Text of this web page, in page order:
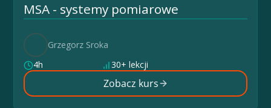
MSA - systemy pomiarowe
Grzegorz Sroka
4h
30+ lekcji
Zobacz kurs